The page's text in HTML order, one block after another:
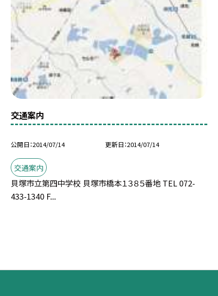
交通案内
公開日 2014/07/14 更新日 2014/07/14
交通案内
貝塚市立第四中学校 貝塚市橋本１３８５番地 TEL 072-
433-1340 F...